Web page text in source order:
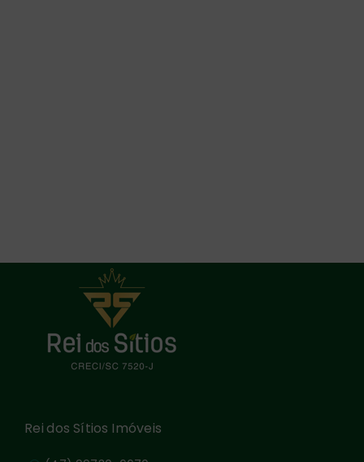
Rei dos Sítios Imóveis